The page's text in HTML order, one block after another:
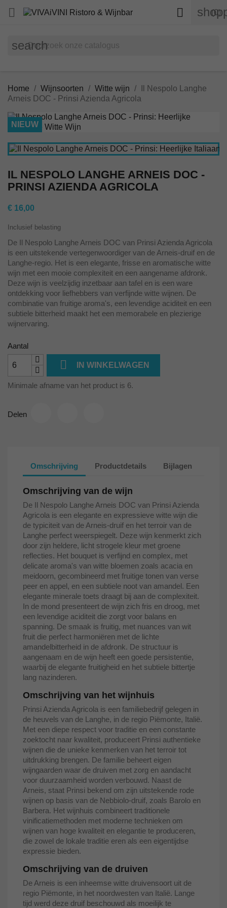
 (0)

search
Home Wijnsoorten Witte wijn
Il Nespolo Langhe
Arneis DOC - Prinsi Azienda Agricola
NIEUW
IL NESPOLO LANGHE ARNEIS DOC -
PRINSI AZIENDA AGRICOLA
€ 16,00
Inclusief belasting
De Il Nespolo Langhe Arneis DOC van Prinsi Azienda Agricola
is een uitstekende vertegenwoordiger van de Arneis-druif en de
Langhe-regio. Het is een elegante, frisse en aromatische witte
wijn met een mooie complexiteit en een aangename afdronk.
Deze wijn is veelzijdig inzetbaar aan tafel en is een ware
ontdekking voor liefhebbers van verfijnde witte wijnen. De
combinatie van fruitige aroma's, een levendige aciditeit en een
subtiele bitterheid maakt het een memorabele en plezierige
wijnervaring.
Aantal
 IN WINKELWAGEN
Minimale afname van het product is 6.
Delen
Omschrijving Productdetails Bijlagen
Omschrijving van de wijn
De Il Nespolo Langhe Arneis DOC van Prinsi Azienda
Agricola is een elegante en expressieve witte wijn die
de typiciteit van de Arneis-druif en het terroir van de
Langhe perfect weerspiegelt. Deze wijn kenmerkt zich
door zijn heldere, licht strogele kleur met groene
reflecties. Het bouquet is verfijnd en complex, met
delicate aroma's van witte bloemen zoals acacia en
meidoorn, gecombineerd met fruitige tonen van verse
peer en appel, en een subtiele noot van amandel. Een
elegante minerale toets draagt bij aan de complexiteit.
In de mond presenteert de wijn zich fris en droog, met
een levendige aciditeit die zorgt voor balans en
spanning. De smaak is fruitig, met nuances van wit
fruit die perfect harmoniëren met de lichte
amandelbitterheid in de afdronk. De structuur is
aangenaam en de wijn heeft een goede persistentie,
waarbij de elegante fruitigheid en het subtiele bittertje
lang nazinderen.
Omschrijving van het wijnhuis
Prinsi Azienda Agricola is een familiebedrijf gelegen in
de heuvels van de Langhe, in de regio Piëmonte, Italië.
Met een diepe respect voor traditie en een constante
zoektocht naar kwaliteit, produceert Prinsi authentieke
wijnen die de unieke kenmerken van het terroir tot
uitdrukking brengen. De familie beheert eigen
wijngaarden waar de druiven met zorg en aandacht
voor duurzaamheid worden verbouwd. Naast de
Arneis, staat Prinsi bekend om zijn uitstekende rode
wijnen op basis van de Nebbiolo-druif, zoals Barolo en
Barbera. Het wijnhuis combineert traditionele
vinificatiemethoden met moderne technieken om
wijnen van hoge kwaliteit en elegantie te produceren,
die zowel de lokale traditie eren als een eigentijdse
expressie bieden.
Omschrijving van de druiven
De Arneis is een inheemse witte druivensoort uit de
regio Piëmonte, in het noordwesten van Italië. Lange
tijd werd deze druif beschouwd als moeilijk te